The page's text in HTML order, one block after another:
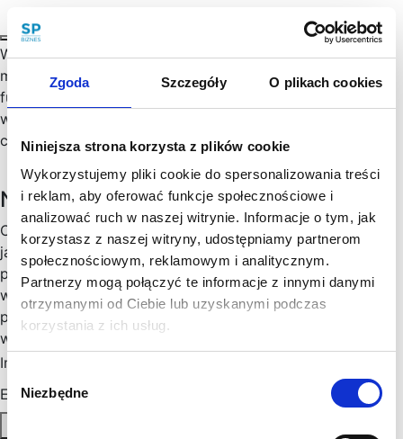
Zgoda Szczegóły O plikach cookies
Niniejsza strona korzysta z plików cookie
Wykorzystujemy pliki cookie do spersonalizowania treści
i reklam, aby oferować funkcje społecznościowe i
analizować ruch w naszej witrynie. Informacje o tym, jak
korzystasz z naszej witryny, udostępniamy partnerom
społecznościowym, reklamowym i analitycznym.
Partnerzy mogą połączyć te informacje z innymi danymi
otrzymanymi od Ciebie lub uzyskanymi podczas
korzystania z ich usług.
zgody
Niezbędne
When deciding to hire a foreigner, it is worth bearing in
mind the obligations of the employer that should be
fulfilled so that such cooperation proceeds in accordance
with the law and does not give rise to negative
consequences.…
Newsletter
Chętny, chętna na więcej praktycznych porad prawnych
jak wesprzeć rozwój Twojego biznesu, zoptymalizować
podatki, zminimalizować formalności? Cenimy Twój czas:
wysyłamy konkrety, rzetelne informacje sprawdzone w
praktyce i ważne aktualizacje w prawie, które mogą mieć
wpływ na Twoj biznes. Skorzystaj!
Imię
Email*